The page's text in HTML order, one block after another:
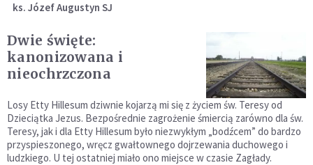
ks. Józef Augustyn SJ
Dwie święte:
kanonizowana i
nieochrzczona
Losy Etty Hillesum dziwnie kojarzą mi się z życiem św. Teresy od
Dzieciątka Jezus. Bezpośrednie zagrożenie śmiercią zarówno dla św.
Teresy, jak i dla Etty Hillesum było niezwykłym „bodźcem” do bardzo
przyspieszonego, wręcz gwałtownego dojrzewania duchowego i
ludzkiego. U tej ostatniej miało ono miejsce w czasie Zagłady.